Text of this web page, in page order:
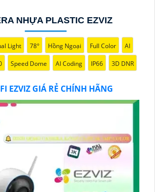
Wifi Ezviz.
NHỰA PLASTIC EZVIZ
Light 78° Hồng Ngoại Full Color AI
Speed Dome AI Coding IP66 3D DNR
EZVIZ GIÁ RẺ CHÍNH HÃNG